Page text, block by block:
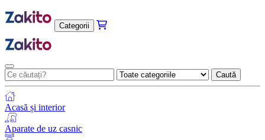
Categorii
Caută
Acasă și interior
Aparate de uz casnic